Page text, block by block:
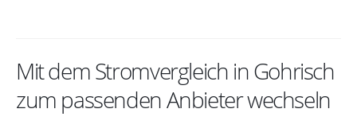
Mit dem Stromvergleich in Gohrisch
zum passenden Anbieter wechseln